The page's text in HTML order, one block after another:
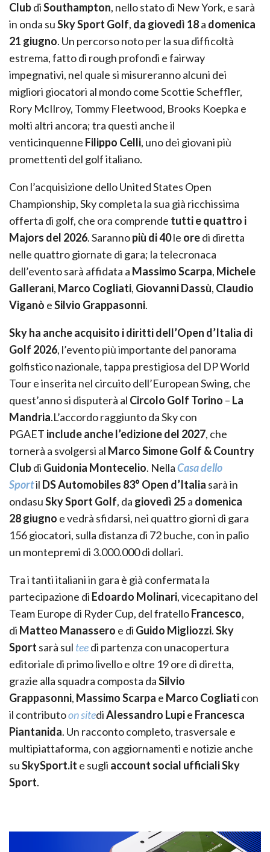
ClubdiSouthampton, nello stato di New York, e sarà
in onda suSky Sport Golf, da giovedì 18a domenica
21 giugno. Un percorso noto per la sua difficoltà
estrema, fatto di rough profondi e fairway
impegnativi, nel quale si misureranno alcuni dei
migliori giocatori al mondo come Scottie Scheffler,
Rory McIlroy, Tommy Fleetwood, Brooks Koepka e
molti altri ancora; tra questi anche il
venticinquenne Filippo Celli, uno dei giovani più
promettenti del golf italiano.
Con l’acquisizione dello United States Open
Championship, Sky completa la sua già ricchissima
offerta di golf, che ora comprende tutti e quattro i
Majors del 2026. Sarannopiù di 40le oredi diretta
nelle quattro giornate di gara; la telecronaca
dell’evento sarà affidata a Massimo Scarpa, Michele
Gallerani, Marco Cogliati, Giovanni Dassù, Claudio
Viganò eSilvio Grappasonni.
Sky ha anche acquisito i diritti dell’Open d’Italia di
Golf 2026, l’evento più importante del panorama
golfistico nazionale, tappa prestigiosa del DP World
Tour e inserita nel circuito dell’European Swing, che
quest’anno si disputerà al Circolo Golf Torino – La
Mandria.L’accordo raggiunto da Sky con
PGAET include anche l’edizione del 2027, che
tornerà a svolgersi al Marco Simone Golf & Country
Clubdi Guidonia Montecelio. NellaCasa dello
Sportil DS Automobiles 83° Open d’Italia sarà in
ondasuSky Sport Golf, da giovedì 25a domenica
28giugno e vedrà sfidarsi, nei quattro giorni di gara
156 giocatori, sulla distanza di 72 buche, con in palio
un montepremi di 3.000.000 di dollari.
Tra i tanti italiani in gara è già confermata la
partecipazione di Edoardo Molinari, vicecapitano del
Team Europe di Ryder Cup, del fratelloFrancesco,
di Matteo Manassero e di Guido Migliozzi.Sky
Sport sarà sul teedi partenza con unacopertura
editoriale di primo livello e oltre 19 ore di diretta,
grazie alla squadra composta daSilvio
Grappasonni, Massimo Scarpa e Marco Cogliaticon
il contributoon sitediAlessandro Lupie Francesca
Piantanida. Un racconto completo, trasversale e
multipiattaforma, con aggiornamenti e notizie anche
suSkySport.it e sugli account social ufficiali Sky
Sport.